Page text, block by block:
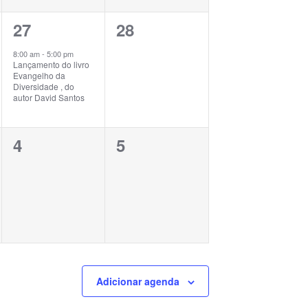
1
evento,
27
8:00 am- 5:00 pm
Lançamento do livro
Evangelho da
Diversidade , do
autor David Santos
0
28
0
4
0
5
Adicionar agenda